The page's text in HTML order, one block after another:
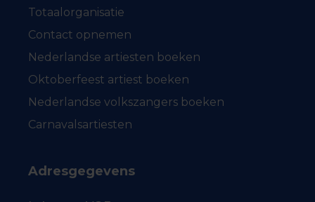
Totaalorganisatie
Contact opnemen
Nederlandse artiesten boeken
Oktoberfeest artiest boeken
Nederlandse volkszangers boeken
Carnavalsartiesten
Adresgegevens